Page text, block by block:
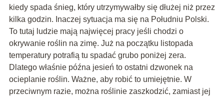
kiedy spada śnieg, który utrzymywałby się dłużej niż przez
kilka godzin. Inaczej sytuacja ma się na Południu Polski.
To tutaj ludzie mają najwięcej pracy jeśli chodzi o
okrywanie roślin na zimę. Już na początku listopada
temperatury potrafią tu spadać grubo poniżej zera.
Dlatego właśnie późna jesień to ostatni dzwonek na
ocieplanie roślin. Ważne, aby robić to umiejętnie. W
przeciwnym razie, można roślinie zaszkodzić, zamiast jej